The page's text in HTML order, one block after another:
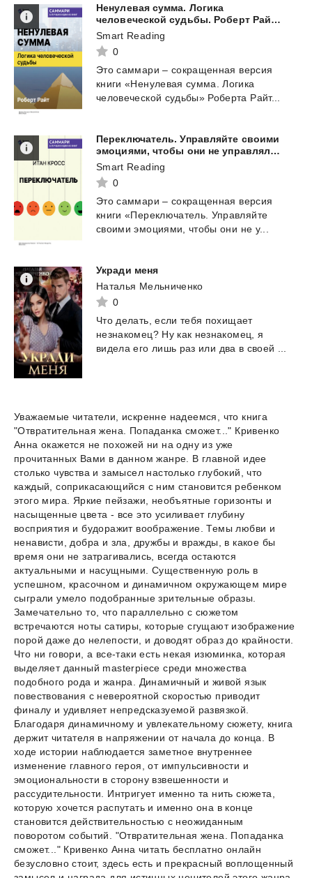
Ненулевая сумма. Логика
человеческой судьбы. Роберт Райт. Саммари
Smart Reading
0
Это саммари – сокращенная версия
книги «Ненулевая сумма.
Логика
человеческой судьбы» Роберта Райт...
Переключатель. Управляйте своими
эмоциями, чтобы они не управляли вами. Итан Кросс. Саммари
Smart Reading
0
Это саммари – сокращенная версия
книги «Переключатель. Управляйте
своими эмоциями, чтобы они не у...
Укради меня
Наталья Мельниченко
0
Что делать, если тебя похищает
незнакомец? Ну как незнакомец,
я
видела его лишь раз или два в своей
Уважаемые читатели, искренне надеемся, что книга
"Отвратительная жена. Попаданка сможет..." Кривенко
Анна окажется не похожей ни на одну из уже
прочитанных Вами в данном жанре. В главной идее
столько чувства и замысел настолько глубокий, что
каждый, соприкасающийся с ним становится ребенком
этого мира. Яркие пейзажи, необъятные горизонты и
насыщенные цвета - все это усиливает глубину
восприятия и будоражит воображение. Темы любви и
ненависти, добра и зла, дружбы и вражды, в какое бы
время они не затрагивались, всегда остаются
актуальными и насущными. Существенную роль в
успешном, красочном и динамичном окружающем мире
сыграли умело подобранные зрительные образы.
Замечательно то, что параллельно с сюжетом
встречаются ноты сатиры, которые сгущают изображение
порой даже до нелепости, и доводят образ до крайности.
Что ни говори, а все-таки есть некая изюминка, которая
выделяет данный masterpiece среди множества
подобного рода и жанра. Динамичный и живой язык
повествования с невероятной скоростью приводит
финалу и удивляет непредсказуемой развязкой.
Благодаря динамичному и увлекательному сюжету, книга
держит читателя в напряжении от начала до конца. В
ходе истории наблюдается заметное внутреннее
изменение главного героя, от импульсивности и
эмоциональности в сторону взвешенности и
рассудительности. Интригует именно та нить сюжета,
которую хочется распутать и именно она в конце
становится действительностью с неожиданным
поворотом событий. "Отвратительная жена. Попаданка
сможет..." Кривенко Анна читать бесплатно онлайн
безусловно стоит, здесь есть и прекрасный воплощенный